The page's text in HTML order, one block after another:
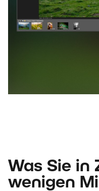
Was Sie in
wenigen